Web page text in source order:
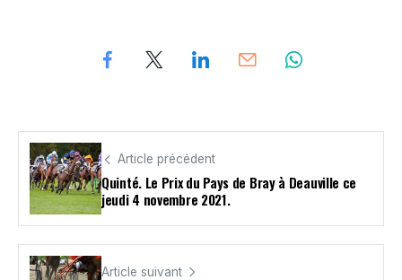
Article précédent
Quinté. Le Prix du Pays de Bray à Deauville ce
jeudi 4 novembre 2021.
Article suivant